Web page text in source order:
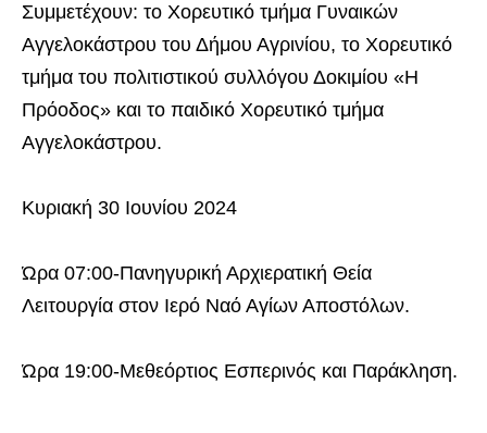
Συμμετέχουν: το Χορευτικό τμήμα Γυναικών
Αγγελοκάστρου του Δήμου Αγρινίου, το Χορευτικό
τμήμα του πολιτιστικού συλλόγου Δοκιμίου «Η
Πρόοδος» και το παιδικό Χορευτικό τμήμα
Αγγελοκάστρου.
Κυριακή 30 Ιουνίου 2024
Ώρα 07:00-Πανηγυρική Αρχιερατική Θεία
Λειτουργία στον Ιερό Ναό Αγίων Αποστόλων.
Ώρα 19:00-Μεθεόρτιος Εσπερινός και Παράκληση.